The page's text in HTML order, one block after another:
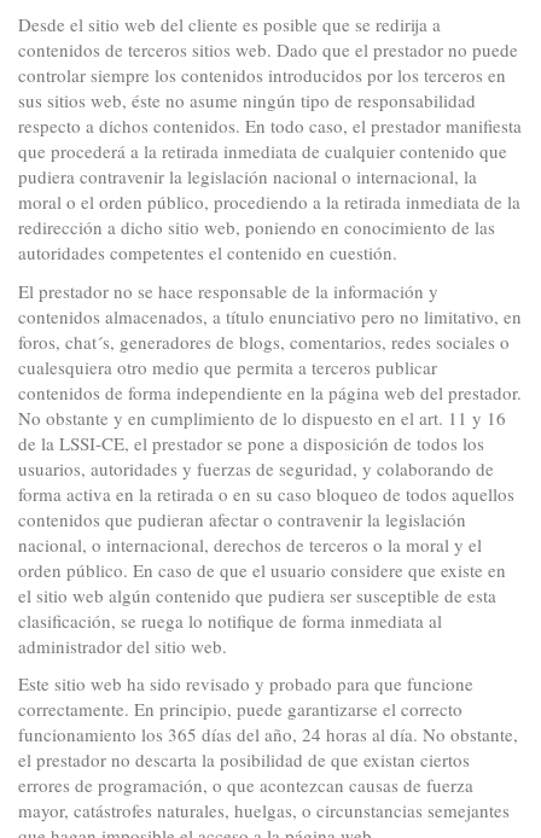
Desde el sitio web del cliente es posible que se redirija a
contenidos de terceros sitios web. Dado que el prestador no puede
controlar siempre los contenidos introducidos por los terceros en
sus sitios web, éste no asume ningún tipo de responsabilidad
respecto a dichos contenidos. En todo caso, el prestador manifiesta
que procederá a la retirada inmediata de cualquier contenido que
pudiera contravenir la legislación nacional o internacional, la
moral o el orden público, procediendo a la retirada inmediata de la
redirección a dicho sitio web, poniendo en conocimiento de las
autoridades competentes el contenido en cuestión.
El prestador no se hace responsable de la información y
contenidos almacenados, a título enunciativo pero no limitativo, en
foros, chat´s, generadores de blogs, comentarios, redes sociales o
cualesquiera otro medio que permita a terceros publicar
contenidos de forma independiente en la página web del prestador.
No obstante y en cumplimiento de lo dispuesto en el art. 11 y 16
de la LSSI-CE, el prestador se pone a disposición de todos los
usuarios, autoridades y fuerzas de seguridad, y colaborando de
forma activa en la retirada o en su caso bloqueo de todos aquellos
contenidos que pudieran afectar o contravenir la legislación
nacional, o internacional, derechos de terceros o la moral y el
orden público. En caso de que el usuario considere que existe en
el sitio web algún contenido que pudiera ser susceptible de esta
clasificación, se ruega lo notifique de forma inmediata al
administrador del sitio web.
Este sitio web ha sido revisado y probado para que funcione
correctamente. En principio, puede garantizarse el correcto
funcionamiento los 365 días del año, 24 horas al día. No obstante,
el prestador no descarta la posibilidad de que existan ciertos
errores de programación, o que acontezcan causas de fuerza
mayor, catástrofes naturales, huelgas, o circunstancias semejantes